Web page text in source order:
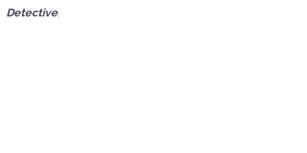
Detective.